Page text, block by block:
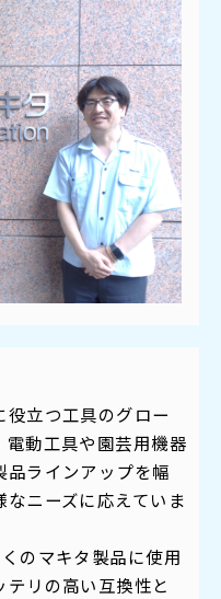
役立つ工具のグロー
動工具や園芸用機器
品ラインアップを幅
ニーズに応えていま
のマキタ製品に使用
リの高い互換性と